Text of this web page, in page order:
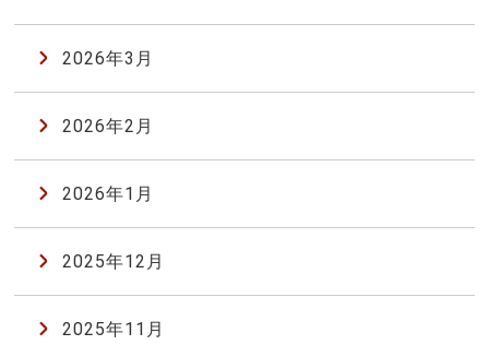
2026年3月
2026年2月
2026年1月
2025年12月
2025年11月